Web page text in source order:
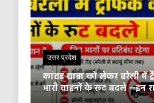
उत्तर प्रदेश
कांवड़ यात्रा को लेकर बरेली में
भारी वाहनों के रूट बदले —इन